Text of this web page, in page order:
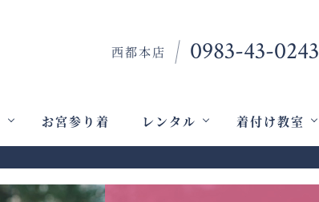
西都本店 0983-43-0243
お宮参り着 レンタル 着付け教室